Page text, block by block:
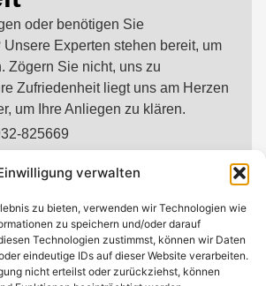
verwalten
zu bieten, verwenden wir Technologien wie
zu speichern und/oder darauf
Technologien zustimmst, können wir Daten
eindeutige IDs auf dieser Website verarbeiten.
nicht erteilst oder zurückziehst, können
oder benötigen Sie
Unsere Experten stehen bereit, um
Zögern Sie nicht, uns zu
Zufriedenheit liegt uns am Herzen
um Ihre Anliegen zu klären.
825669